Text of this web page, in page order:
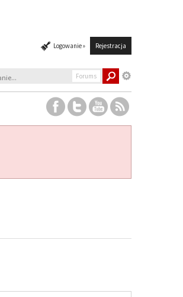
Logowanie » Rejestracja
Forums